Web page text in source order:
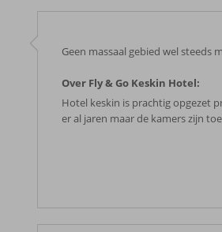
Geen massaal gebied wel steeds
Over Fly & Go Keskin Hotel:
Hotel keskin is prachtig opgezet
er al jaren maar de kamers zijn